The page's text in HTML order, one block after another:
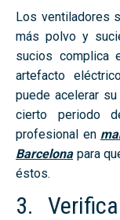
Los ventiladores
más polvo y
sucios complica
artefacto
puede acelerar
cierto periodo
profesional en
Barcelonapara
éstos.
3.